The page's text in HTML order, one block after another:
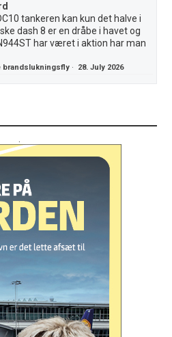
tankeren kan kun det halve i
dash 8 er en dråbe i havet og
har været i aktion har man
brandslukningsfly · 28. July 2026
.